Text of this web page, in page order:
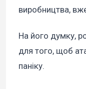
виробництва,
На його думку,
для того, щоб
паніку.